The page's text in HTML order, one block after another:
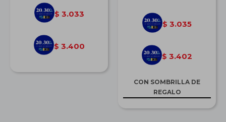
$ 3.033
$ 3.400
$ 3.035
$ 3.402
CON SOMBRILLA DE
REGALO